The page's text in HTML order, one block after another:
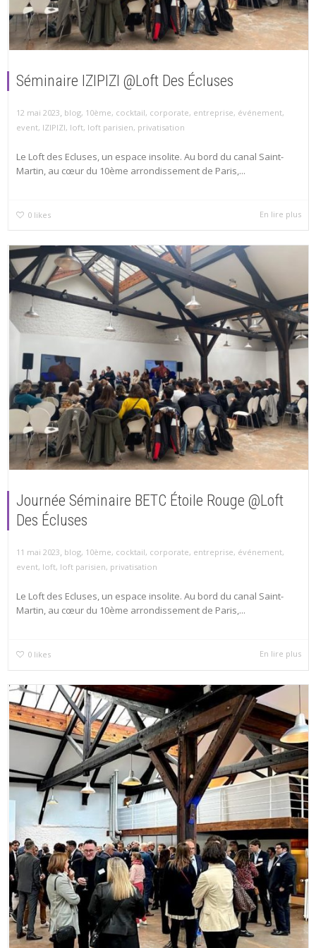
Séminaire IZIPIZI @Loft Des Écluses
12 mai 2023, blog, 10ème, cocktail, corporate, entreprise, événement,
event, IZIPIZI, loft, loft parisien, privatisation
Le Loft des Ecluses, un espace insolite. Au bord du canal Saint-
Martin, au cœur du 10ème arrondissement de Paris,...
0 likes En lire plus
Journée Séminaire BETC Étoile Rouge @Loft
Des Écluses
11 mai 2023, blog, 10ème, cocktail, corporate, entreprise, événement,
event, loft, loft parisien, privatisation
Le Loft des Ecluses, un espace insolite. Au bord du canal Saint-
Martin, au cœur du 10ème arrondissement de Paris,...
0 likes En lire plus